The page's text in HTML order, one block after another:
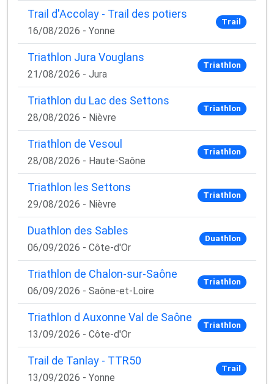
Trail d'Accolay - Trail des potiers
16/08/2026 - Yonne
Trail
Triathlon Jura Vouglans
21/08/2026 - Jura
Triathlon
Triathlon du Lac des Settons
28/08/2026 - Nièvre
Triathlon
Triathlon de Vesoul
28/08/2026 - Haute-Saône
Triathlon
Triathlon les Settons
29/08/2026 - Nièvre
Triathlon
Duathlon des Sables
06/09/2026 - Côte-d'Or
Duathlon
Triathlon de Chalon-sur-Saône
06/09/2026 - Saône-et-Loire
Triathlon
Triathlon d Auxonne Val de Saône
13/09/2026 - Côte-d'Or
Triathlon
Trail de Tanlay - TTR50
13/09/2026 - Yonne
Trail